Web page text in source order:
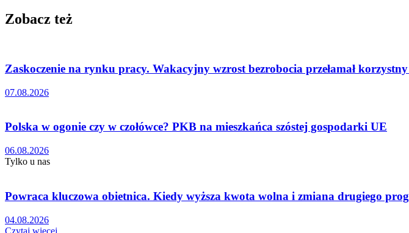
Zobacz też
Zaskoczenie na rynku pracy. Wakacyjny wzrost bezrobocia przełamał
07.08.2026
Polska w ogonie czy w czołówce? PKB na mieszkańca szóstej gospodarki UE
06.08.2026
Tylko u nas
Powraca kluczowa obietnica. Kiedy wyższa kwota wolna i zmiana drugiego
04.08.2026
Czytaj więcej...